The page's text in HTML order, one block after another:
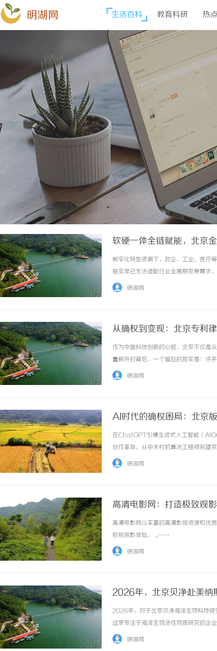
明湖网 生活百科 教育科研 热
软硬一体全链赋能，北京
数字化转型浪潮下，政企、工业、医疗
服务早已无法适配行业全周期发展需求
成、安防工程、设备运维全赛道，以完
明湖网
从确权到变现：北京专利
作为中国科技创新的心脏，北京不仅是
量飙升的背后，一个尴尬的现实是：许
竞争力。究其原因，往往在于专利申请
明湖网
AI时代的确权困局：北京
在ChatGPT引爆生成式人工智能（
创作革命。从中关村的算法工程师到望
而，一个棘手的法律难题也随之浮出水
明湖网
高清电影网：打造极致观
高清电影网以丰富的高清影视资源和优
极致观影体验。 ...……
明湖网
2026年，北京贝净赴美纳
2026年，对于北京贝净海洋生物科技
这家专注于海洋生物活性物质研究的企
能已经听过它旗下的核心产品——NHB
明湖网
秘！专业充电桩项目软件开发商，究竟藏着
些行业秘诀？
开店最怕“搜不到”为什
ai却天天给他免费派单？